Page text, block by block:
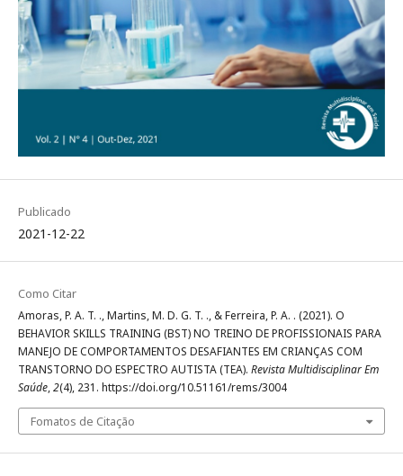
Publicado
2021-12-22
Como Citar
Amoras, P. A. T. ., Martins, M. D. G. T. ., & Ferreira, P. A. . (2021). O
BEHAVIOR SKILLS TRAINING (BST) NO TREINO DE PROFISSIONAIS PARA
MANEJO DE COMPORTAMENTOS DESAFIANTES EM CRIANÇAS COM
TRANSTORNO DO ESPECTRO AUTISTA (TEA). Revista Multidisciplinar Em
Saúde,2(4), 231. https://doi.org/10.51161/rems/3004
Fomatos de Citação